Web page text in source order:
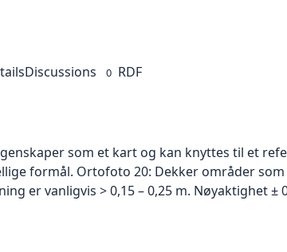
Discussions 0 RDF
som et kart og kan knyttes til et
formål. Ortofoto 20: Dekker områder
er vanligvis > 0,15 – 0,25 m. Nøyaktighet ±